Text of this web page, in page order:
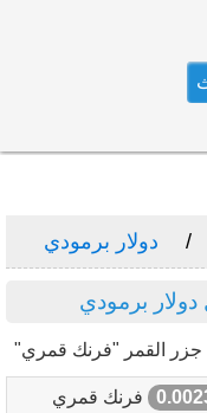
دولار برمودي
برمودي
جزر القمر "فرنك قمري"
فرنك قمري